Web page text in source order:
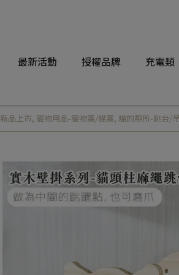
最新活動 授權品牌 充電類
新品上市, 寵物用品-寵物窩/貓窩, 貓的憩所-跳台/